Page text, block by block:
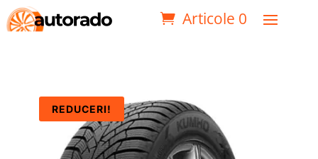
Articole 0
REDUCERI!